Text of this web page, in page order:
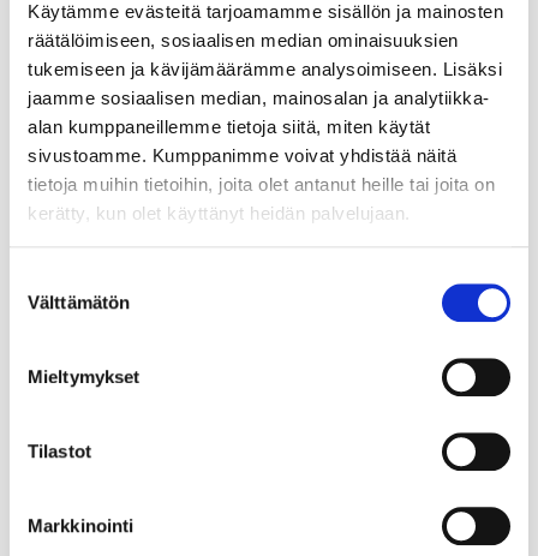
Käytämme evästeitä tarjoamamme sisällön ja mainosten
räätälöimiseen, sosiaalisen median ominaisuuksien
tukemiseen ja kävijämäärämme analysoimiseen. Lisäksi
jaamme sosiaalisen median, mainosalan ja analytiikka-
alan kumppaneillemme tietoja siitä, miten käytät
sivustoamme. Kumppanimme voivat yhdistää näitä
tietoja muihin tietoihin, joita olet antanut heille tai joita on
kerätty, kun olet käyttänyt heidän palvelujaan.
valinta
Välttämätön
Mieltymykset
Tilastot
Markkinointi